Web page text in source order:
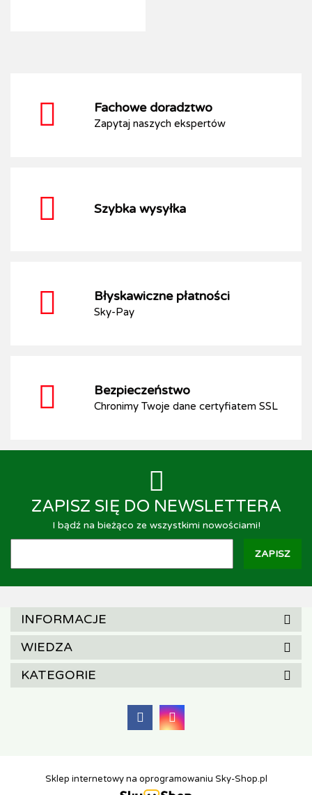
Fachowe doradztwo
Zapytaj naszych ekspertów
Szybka wysyłka
Błyskawiczne płatności
Sky-Pay
Bezpieczeństwo
Chronimy Twoje dane certyfiatem SSL
ZAPISZ SIĘ DO NEWSLETTERA
I bądź na bieżąco ze wszystkimi nowościami!
INFORMACJE
WIEDZA
KATEGORIE
Sklep internetowy na oprogramowaniu Sky-Shop.pl